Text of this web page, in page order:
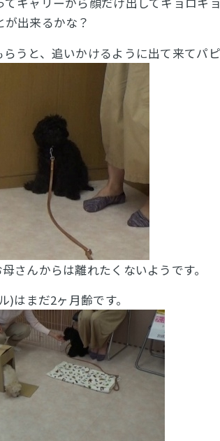
出来るかな？
うと、追いかけるように出て来てパ
さんからは離れたくないようです。
)はまだ2ヶ月齢です。